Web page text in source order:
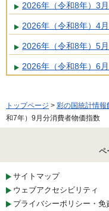
2026年（令和8年）3
2026年（令和8年）4
2026年（令和8年）5
2026年（令和8年）6
トップページ > 彩の国統計情報
和7年）9月分消費者物価指数
ペ
サイトマップ
ウェブアクセシビリティ
プライバシーポリシー・免